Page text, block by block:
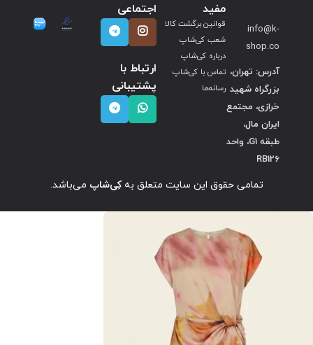
info@k-
shop.co
آدرس: تهران،
بزرگراه شهید
خرازی، مجتمع
ایران مال،
طبقه G1، واحد
RB126
مفید
قوانین برگشت کالا
شعب کی‌شاپ
درباره کی‌شاپ
تماس با کی‌شاپ
رسانه‌ها
اجتماعی
ارتباط با
پشتیبانی
تمامی حقوق این سایت متعلق بهکِی‌شاپ می‌باشد.